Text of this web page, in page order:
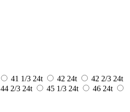
41 1/3 24t 42 24t 42 2/3 24t
44 2/3 24t 45 1/3 24t 46 24t